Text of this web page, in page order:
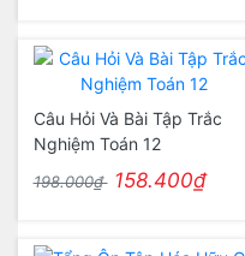
Câu Hỏi Và Bài Tập Trắc
Nghiệm Toán 12
198.000₫ 158.400₫